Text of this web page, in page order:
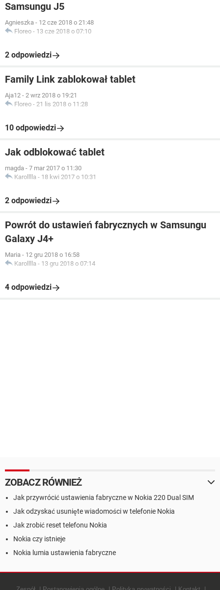
Samsungu J5
Agnieszka - 12 cze 2018 o 21:48
Floreo - 13 cze 2018 o 07:10
2 odpowiedzi
Family Link zablokował tablet
Aja12 - 2 wrz 2018 o 19:21
Floreo - 21 lis 2018 o 11:28
10 odpowiedzi
Jak odblokować tablet
magda - 7 mar 2017 o 11:30
Karolllla - 18 kwi 2017 o 10:31
2 odpowiedzi
Powrót do ustawień fabrycznych w Samsungu
Galaxy J4+
Maria - 12 gru 2018 o 16:58
Karolllla - 13 gru 2018 o 07:14
4 odpowiedzi
ZOBACZ RÓWNIEŻ
Jak przywrócić ustawienia fabryczne w Nokia 220 Dual SIM
Jak odzyskać usunięte wiadomości w telefonie Nokia
Jak zrobić reset telefonu Nokia
Nokia czy istnieje
Nokia lumia ustawienia fabryczne